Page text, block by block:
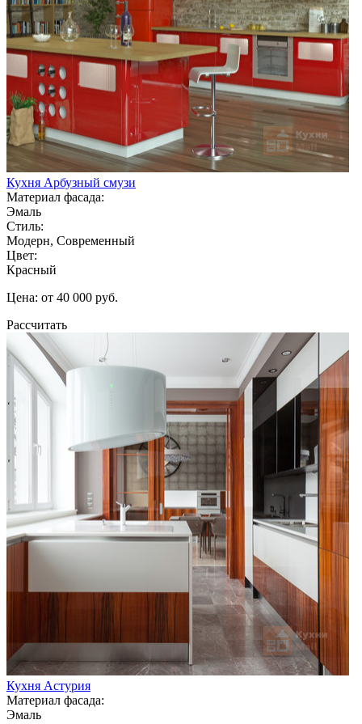
Кухня Арбузный смузи
Материал фасада:
Эмаль
Стиль:
Модерн, Современный
Цвет:
Красный
Цена: от 40 000 руб.
Рассчитать
Кухня Астурия
Материал фасада:
Эмаль